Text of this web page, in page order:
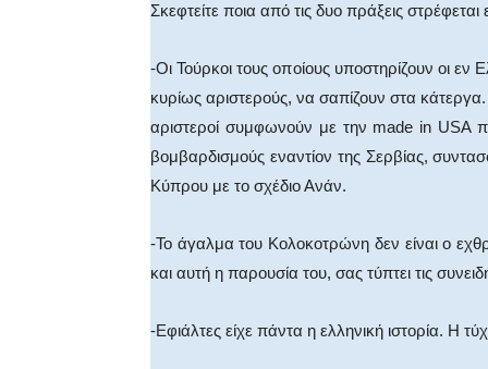
Σκεφτείτε ποια από τις δυο πράξεις στρέφεται
-Οι Τούρκοι τους οποίους υποστηρίζουν οι εν
κυρίως αριστερούς, να σαπίζουν στα
αριστεροί συμφωνούν με την made in USA
βομβαρδισμούς εναντίον της Σερβίας,
Κύπρου με το σχέδιο Ανάν.
-Το άγαλμα του Κολοκοτρώνη δεν είναι ο
και αυτή η παρουσία του, σας τύπτει τις
-Εφιάλτες είχε πάντα η ελληνική ιστορία. Η